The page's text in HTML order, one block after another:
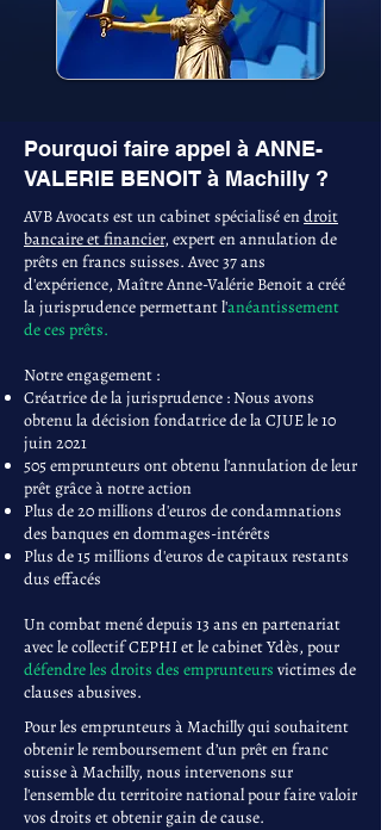
Pourquoi faire appel à ANNE-
VALERIE BENOIT à Machilly ?
AVB Avocats est un cabinet spécialisé endroit
bancaire et financier, expert en annulation de
prêts en francs suisses. Avec 37 ans
d'expérience, Maître Anne-Valérie Benoit a créé
la jurisprudence permettant l'anéantissement
de ces prêts.
Notre engagement :
Créatrice de la jurisprudence : Nous avons
obtenu la décision fondatrice de la CJUE le 10
juin 2021
505 emprunteurs ont obtenu l'annulation de leur
prêt grâce à notre action
Plus de 20 millions d'euros de condamnations
des banques en dommages-intérêts
Plus de 15 millions d'euros de capitaux restants
dus effacés
Un combat mené depuis 13 ans en partenariat
avec le collectif CEPHI et le cabinet Ydès, pour
défendre les droits des emprunteurs victimes de
clauses abusives.
Pour les emprunteurs à Machilly qui souhaitent
obtenir le remboursement d’un prêt en franc
suisse à Machilly, nous intervenons sur
l'ensemble du territoire national pour faire valoir
vos droits et obtenir gain de cause.